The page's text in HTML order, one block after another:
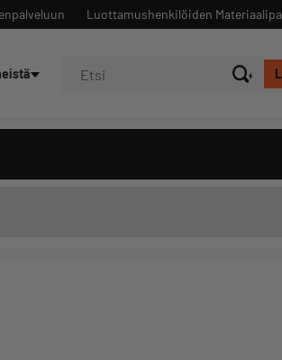
Luottamushenkilöiden